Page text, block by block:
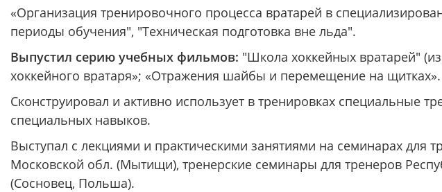
«Организация тренировочного процесса вратарей в
периоды обучения", "Техническая подготовка вне льда".
Выпустил серию учебных фильмов: "Школа хоккейных вратарей"
хоккейного вратаря»; «Отражения шайбы и перемещение на щитках».
Сконструировал и активно использует в тренировках специальные
специальных навыков.
Выступал с лекциями и практическими занятиями на семинарах для
Московской обл. (Мытищи), тренерские семинары для тренеров
(Сосновец, Польша).